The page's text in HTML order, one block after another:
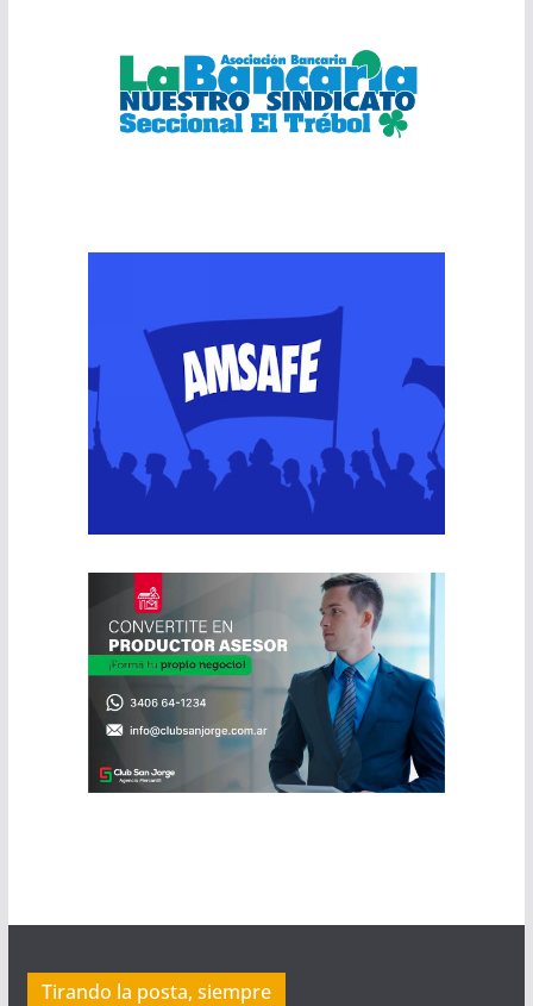
Tirando la posta, siempre